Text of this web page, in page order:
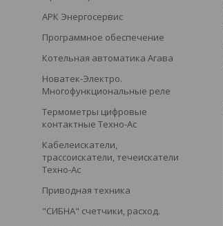
АРК Энергосервис
Программное обеспечение
Котельная автоматика Агава
Новатек-Электро.
Многофункциональные реле
Термометры цифровые
контактные Техно-Ас
Кабелеискатели,
трассоискатели, течеискатели
Техно-Ас
Приводная техника
"СИБНА" счетчики, расход.